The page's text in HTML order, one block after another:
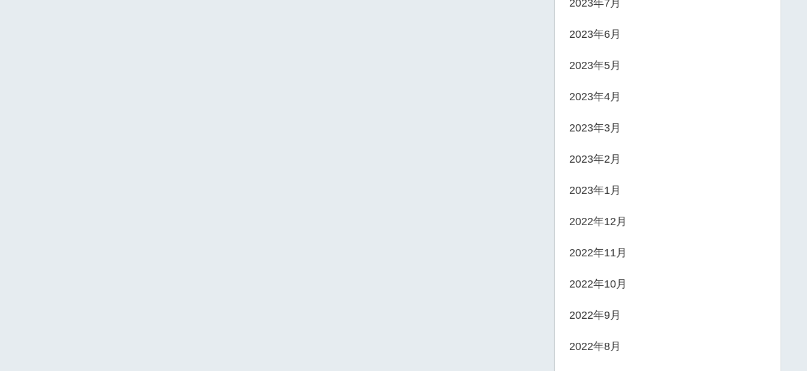
2023年7月
2023年6月
2023年5月
2023年4月
2023年3月
2023年2月
2023年1月
2022年12月
2022年11月
2022年10月
2022年9月
2022年8月